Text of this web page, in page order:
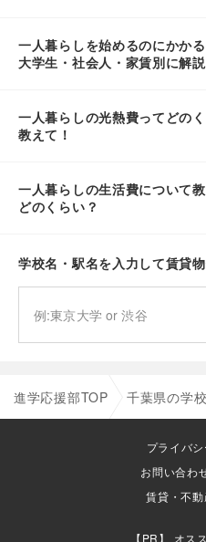
一人暮らしを始めるのにかか
大学生・社会人・家賃別に解説
一人暮らしの光熱費ってどの
教えて！
一人暮らしの生活費について
どのくらい？
学校名・駅名を入力して賃貸
進学応援部TOP 千葉県の学
プライバ
お問い合わ
賃貸・不
オス